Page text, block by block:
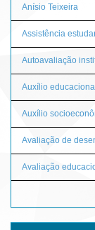
Anísio Teixeira
Assistência
Autoavaliação
Auxílio
Auxílio
Avaliação de
Avaliação